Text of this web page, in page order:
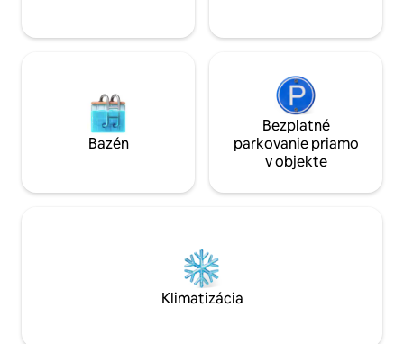
Bazén
Bezplatné
parkovanie priamo
v objekte
Klimatizácia